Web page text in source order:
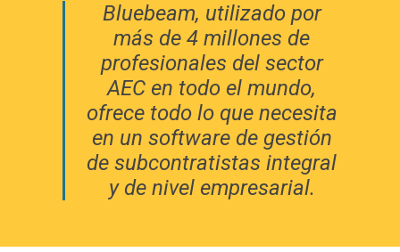
Bluebeam, utilizado por
más de 4 millones de
profesionales del sector
AEC en todo el mundo,
ofrece todo lo que necesita
en un software de gestión
de subcontratistas integral
y de nivel empresarial.